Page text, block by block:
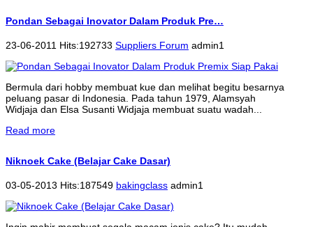
Pondan Sebagai Inovator Dalam Produk Pre…
23-06-2011 Hits:192733 Suppliers Forum admin1
Bermula dari hobby membuat kue dan melihat begitu besarnya
peluang pasar di Indonesia. Pada tahun 1979, Alamsyah
Widjaja dan Elsa Susanti Widjaja membuat suatu wadah...
Read more
Niknoek Cake (Belajar Cake Dasar)
03-05-2013 Hits:187549 bakingclass admin1